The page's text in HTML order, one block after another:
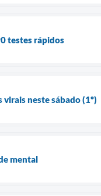
testes rápidos
neste sábado (1º)
mental